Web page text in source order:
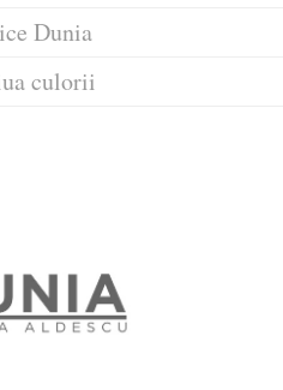
Dunia
culorii